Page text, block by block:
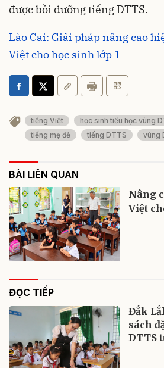
được bồi dưỡng tiếng DTTS.
Lào Cai: Giải pháp nâng cao
Việt cho học sinh lớp 1
tiếng Việt học sinh tiểu học vùng
tiếng mẹ đẻ
tiếng DTTS vùng
BÀI LIÊN QUAN
Nâng
Việt
ĐỌC TIẾP
Đắk
sách
DTTS